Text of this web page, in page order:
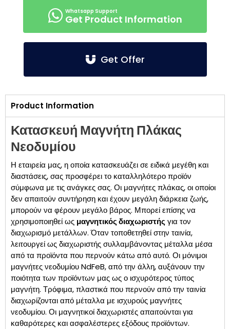
Get Product Information
Get Offer
Product Information
Κατασκευή Μαγνήτη Πλάκας
Νεοδυμίου
Η εταιρεία μας, η οποία κατασκευάζει σε ειδικά μεγέθη και
διαστάσεις, σας προσφέρει το καταλληλότερο προϊόν
σύμφωνα με τις ανάγκες σας. Οι μαγνήτες πλάκας, οι οποίοι
δεν απαιτούν συντήρηση και έχουν μεγάλη διάρκεια ζωής,
μπορούν να φέρουν μεγάλο βάρος. Μπορεί επίσης να
χρησιμοποιηθεί ως μαγνητικός διαχωριστής για τον
διαχωρισμό μετάλλων. Όταν τοποθετηθεί στην ταινία,
λειτουργεί ως διαχωριστής συλλαμβάνοντας μέταλλα μέσα
από τα προϊόντα που περνούν κάτω από αυτό. Οι μόνιμοι
μαγνήτες νεοδυμίου NdFeB, από την άλλη, αυξάνουν την
ποιότητα των προϊόντων μας ως ο ισχυρότερος τύπος
μαγνήτη. Τρόφιμα, πλαστικά που περνούν από την ταινία
διαχωρίζονται από μέταλλα με ισχυρούς μαγνήτες
νεοδυμίου. Οι μαγνητικοί διαχωριστές απαιτούνται για
καθαρότερες και ασφαλέστερες εξόδους προϊόντων.